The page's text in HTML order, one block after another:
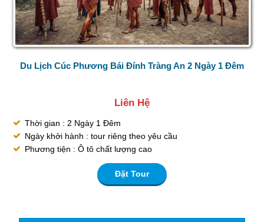
Du Lịch Cúc Phương Bái Đính Tràng An 2 Ngày 1 Đêm
Liên Hệ
Thời gian : 2 Ngày 1 Đêm
Ngày khởi hành : tour riêng theo yêu cầu
Phương tiện : Ô tô chất lượng cao
Đặt Tour